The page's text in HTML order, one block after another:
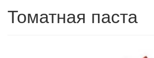
Томатная паста